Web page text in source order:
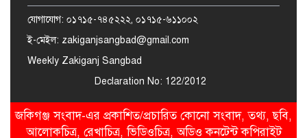
যোগাযোগ: ০১৭১৫-৭৪৫২২২, ০১৭১৫-৬১১০০২
ই-মেইল: zakiganjsangbad@gmail.com
Weekly Zakiganj Sangbad
Declaration No: 122/2012
জকিগঞ্জ সংবাদ-এর প্রকাশিত/প্রচারিত কোনো সংবাদ, তথ্য, ছবি,
আলোকচিত্র, রেখাচিত্র, ভিডিওচিত্র, অডিও কনটেন্ট কপিরাইট